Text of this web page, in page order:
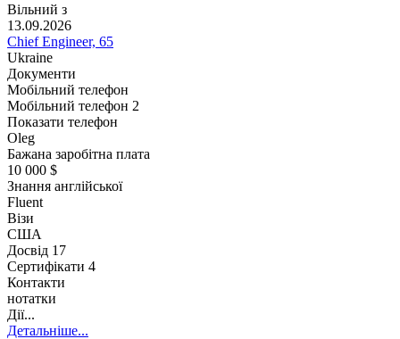
Вільний з
13.09.2026
Chief Engineer, 65
Ukraine
Документи
Мобільний телефон
Мобільний телефон 2
Показати телефон
Oleg
Бажана заробітна плата
10 000 $
Знання англійської
Fluent
Візи
США
Досвід 17
Сертифікати 4
Контакти
нотатки
Дії...
Детальніше...